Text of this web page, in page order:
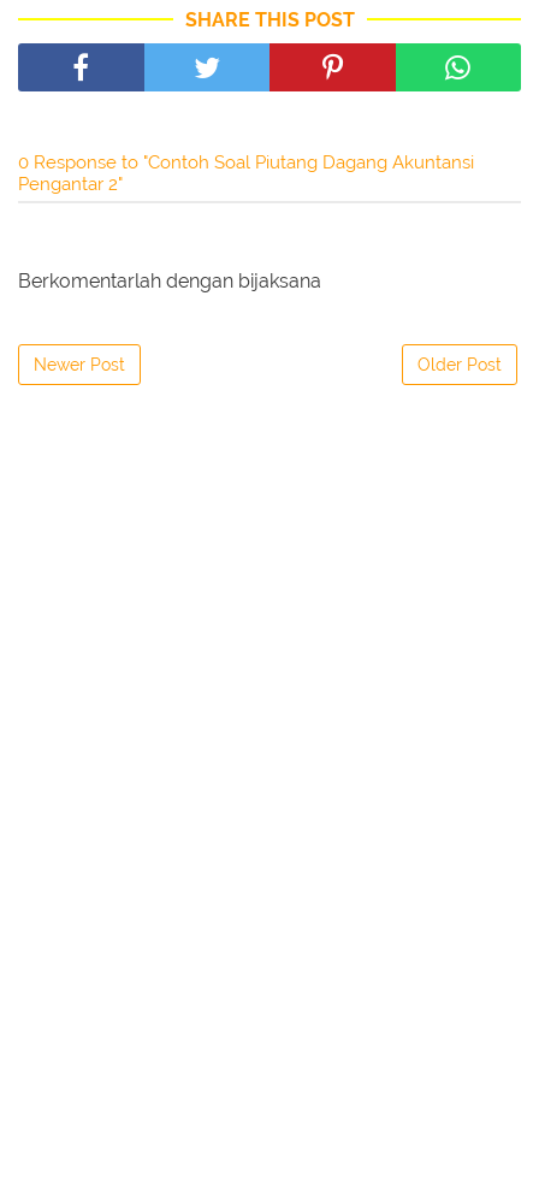
SHARE THIS POST
0 Response to "Contoh Soal Piutang Dagang Akuntansi
Pengantar 2"
Berkomentarlah dengan bijaksana
Newer Post Older Post